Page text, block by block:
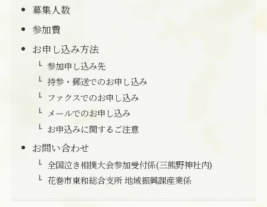
募集人数
参加費
お申し込み方法
参加申し込み先
持参・郵送でのお申し込み
ファクスでのお申し込み
メールでのお申し込み
お申込みに関するご注意
お問い合わせ
全国泣き相撲大会参加受付係(三熊野神社内)
花巻市東和総合支所 地域振興課産業係